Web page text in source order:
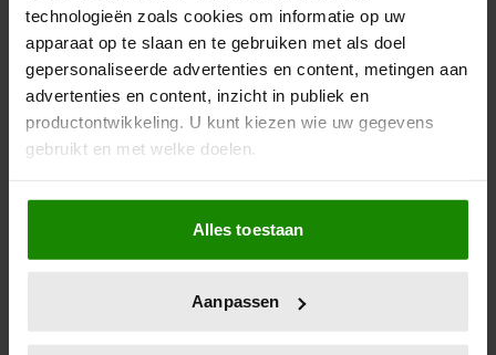
technologieën zoals cookies om informatie op uw
apparaat op te slaan en te gebruiken met als doel
gepersonaliseerde advertenties en content, metingen aan
advertenties en content, inzicht in publiek en
productontwikkeling. U kunt kiezen wie uw gegevens
gebruikt en met welke doelen.
Als u het toestaat, willen we ook graag:
Informatie verzamelen over uw geografische
locatie, die tot een paar meter nauwkeurig kan zijn
scannen op specifieke eigenschappen (fingerprinting)
Alles toestaan
Aanpassen